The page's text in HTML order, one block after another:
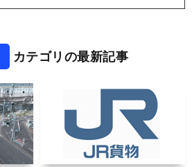
カテゴリの最新記事